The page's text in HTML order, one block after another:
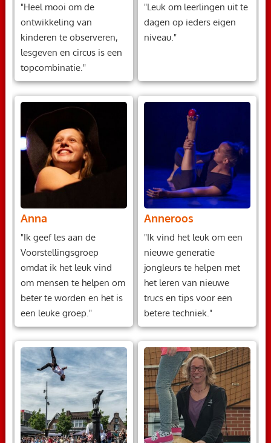
"Heel mooi om de
ontwikkeling van
kinderen te observeren,
lesgeven en circus is een
topcombinatie."
"Leuk om leerlingen uit te
dagen op ieders eigen
niveau."
Anna
"Ik geef les aan de
Voorstellingsgroep
omdat ik het leuk vind
om mensen te helpen om
beter te worden en het is
een leuke groep."
Anneroos
"Ik vind het leuk om een
nieuwe generatie
jongleurs te helpen met
het leren van nieuwe
trucs en tips voor een
betere techniek."